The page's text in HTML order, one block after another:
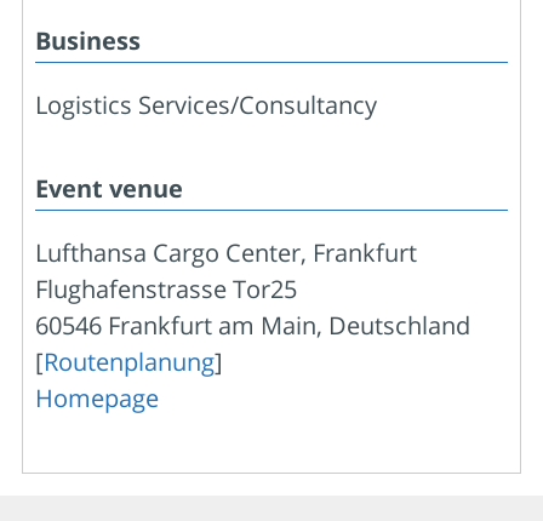
Business
Logistics Services/Consultancy
Event venue
Lufthansa Cargo Center, Frankfurt
Flughafenstrasse Tor25
60546 Frankfurt am Main, Deutschland
[Routenplanung]
Homepage